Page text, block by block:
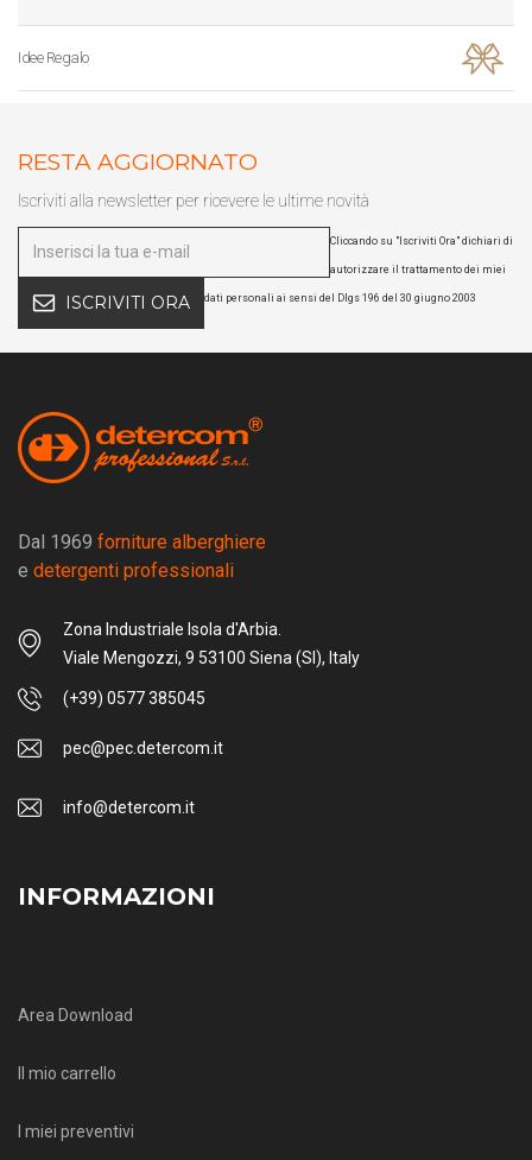
Idee Regalo
RESTA AGGIORNATO
Iscriviti alla newsletter per ricevere le ultime novità
ISCRIVITI ORA
Cliccando su "Iscriviti Ora" dichiari di
autorizzare il trattamento dei miei
dati personali ai sensi del Dlgs 196 del 30 giugno 2003
Dal 1969 forniture alberghiere
e detergenti professionali
Zona Industriale Isola d'Arbia.
Viale Mengozzi, 9 53100 Siena (SI), Italy
(+39) 0577 385045
pec@pec.detercom.it
info@detercom.it
INFORMAZIONI
Area Download
Il mio carrello
I miei preventivi